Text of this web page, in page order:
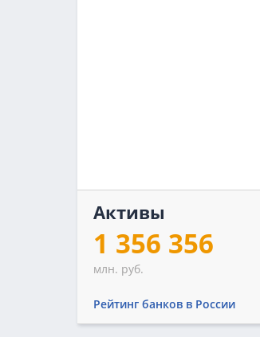
Активы
1 356 356
млн. руб.
Рейтинг банков в России